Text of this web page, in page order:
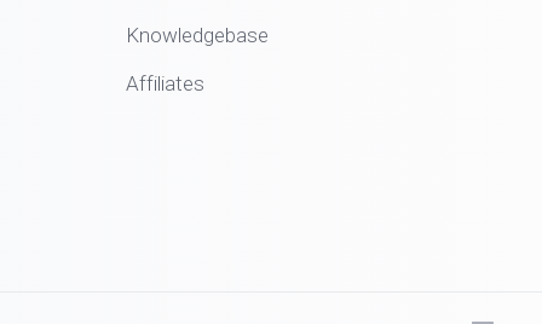
Knowledgebase
Affiliates